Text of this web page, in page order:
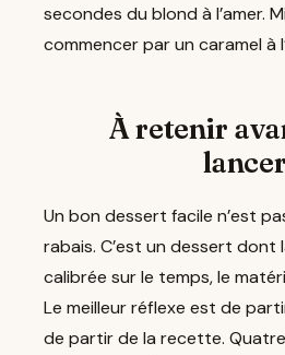
secondes du blond à l’amer.
commencer par un caramel à
À retenir
lancer
Un bon dessert facile n’est
rabais. C’est un dessert
calibrée sur le temps, le
Le meilleur réflexe est de
de partir de la recette.